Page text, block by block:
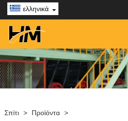
ελληνικά
Σπίτι > Προϊόντα >